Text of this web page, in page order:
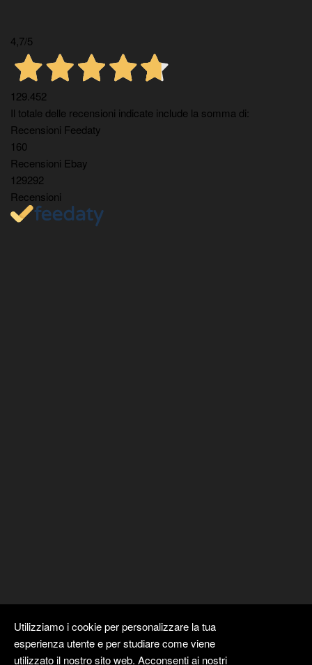
4,7/5
129.452
Il totale delle recensioni indicate include la somma di:
Recensioni Feedaty
160
Recensioni Ebay
129292
Recensioni
Utilizziamo i cookie per personalizzare la tua
esperienza utente e per studiare come viene
utilizzato il nostro sito web. Acconsenti ai nostri